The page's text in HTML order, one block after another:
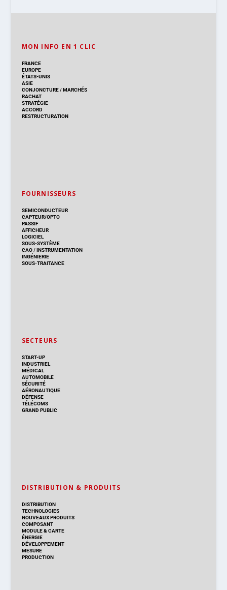
MON INFO EN 1 CLIC
FRANCE
EUROPE
ÉTATS-UNIS
ASIE
CONJONCTURE/ MARCHÉS
RACHAT
STRATÉGIE
ACCORD
RESTRUCTURATION
FOURNISSEURS
SEMICONDUCTEUR
CAPTEUR/OPTO
PASSIF
AFFICHEUR
LOGICIEL
SOUS-SYSTÈME
CAO/INSTRUMENTATION
INGÉNIERIE
SOUS-TRAITANCE
SECTEURS
START-UP
INDUSTRIEL
MÉDICAL
AUTOMOBILE
SÉCURITÉ
AÉRONAUTIQUE
DÉFENSE
TÉLÉCOMS
GRAND PUBLIC
DISTRIBUTION & PRODUITS
DISTRIBUTION
TECHNOLOGIES
NOUVEAUX PRODUITS
COMPOSANT
MODULE & CARTE
ÉNERGIE
DÉVELOPPEMENT
MESURE
PRODUCTION